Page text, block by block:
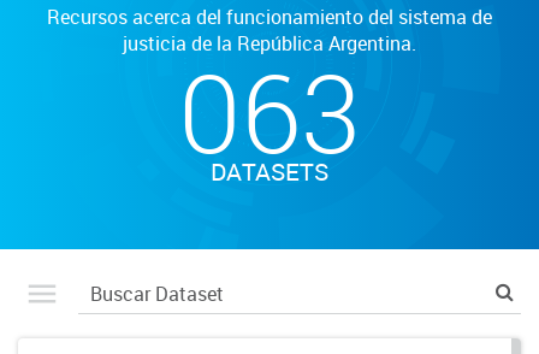
Recursos acerca del funcionamiento del sistema de
justicia de la República Argentina.
063
DATASETS